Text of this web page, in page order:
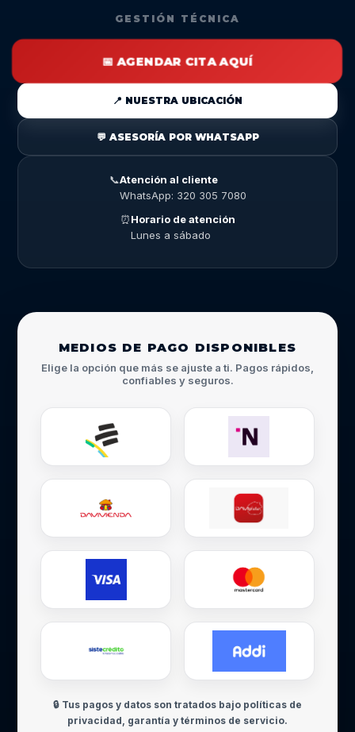
GESTIÓN TÉCNICA
📅 AGENDAR CITA AQUÍ
📍 NUESTRA UBICACIÓN
💬 ASESORÍA POR WHATSAPP
📞Atención al cliente
WhatsApp: 320 305 7080
⏰Horario de atención
Lunes a sábado
MEDIOS DE PAGO DISPONIBLES
Elige la opción que más se ajuste a ti. Pagos rápidos,
confiables y seguros.
🔒 Tus pagos y datos son tratados bajo políticas de
privacidad, garantía y términos de servicio.